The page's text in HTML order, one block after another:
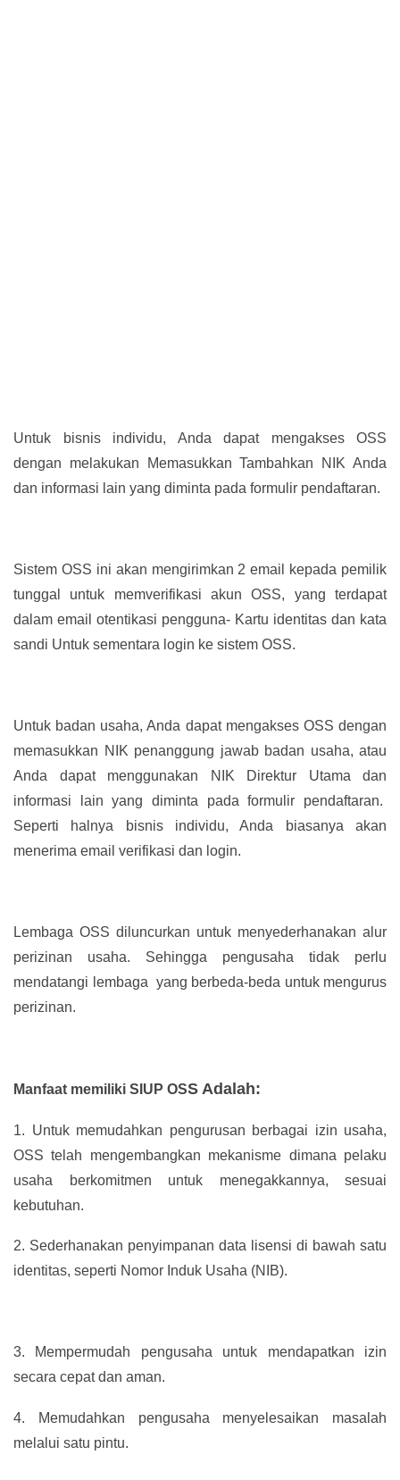
Untuk bisnis individu, Anda dapat mengakses OSS
dengan melakukan Memasukkan Tambahkan NIK Anda
dan informasi lain yang diminta pada formulir pendaftaran.
Sistem OSS ini akan mengirimkan 2 email kepada pemilik
tunggal untuk memverifikasi akun OSS, yang terdapat
dalam email otentikasi pengguna- Kartu identitas dan kata
sandi Untuk sementara login ke sistem OSS.
Untuk badan usaha, Anda dapat mengakses OSS dengan
memasukkan NIK penanggung jawab badan usaha, atau
Anda dapat menggunakan NIK Direktur Utama dan
informasi lain yang diminta pada formulir pendaftaran.
Seperti halnya bisnis individu, Anda biasanya akan
menerima email verifikasi dan login.
Lembaga OSS diluncurkan untuk menyederhanakan alur
perizinan usaha. Sehingga pengusaha tidak perlu
mendatangi lembaga yang berbeda-beda untuk mengurus
perizinan.
Manfaat memiliki SIUP OSS Adalah:
1. Untuk memudahkan pengurusan berbagai izin usaha,
OSS telah mengembangkan mekanisme dimana pelaku
usaha berkomitmen untuk menegakkannya, sesuai
kebutuhan.
2. Sederhanakan penyimpanan data lisensi di bawah satu
identitas, seperti Nomor Induk Usaha (NIB).
3.
Mempermudah pengusaha untuk mendapatkan izin
secara cepat dan aman.
4.
Memudahkan pengusaha menyelesaikan masalah
melalui satu pintu.